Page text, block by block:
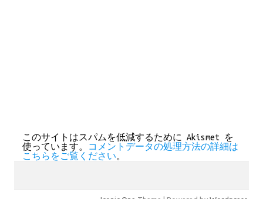
このサイトはスパムを低減するために Akismet を
使っています。
コメントデータの処理方法の詳細は
こちらをご覧ください。